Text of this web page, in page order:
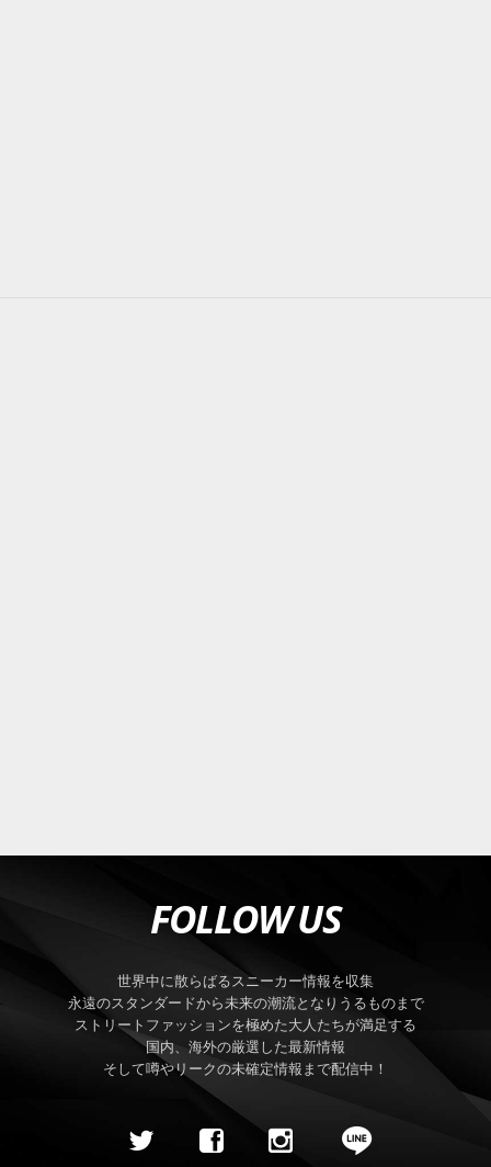
FOLLOW US
世界中に散らばるスニーカー情報を収集
永遠のスタンダードから未来の潮流となりうるものまで
ストリートファッションを極めた大人たちが満足する
国内、海外の厳選した最新情報
そして噂やリークの未確定情報まで配信中！